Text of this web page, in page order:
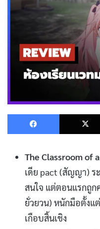
Facebook
The Classroom of
เดีย pact (สัญญา) ร
สนใจ แต่ตอนแรกถูก
ยั่วยวน) หนักมือตั้งแ
เกือบสิ้นเชิง